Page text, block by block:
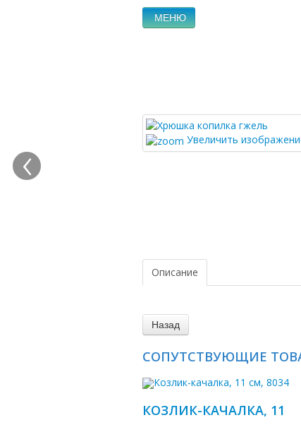
МЕНЮ
Увеличить
Описание
СОПУТСТВУЮЩИЕ
КОЗЛИК-КАЧАЛКА, 11
‹